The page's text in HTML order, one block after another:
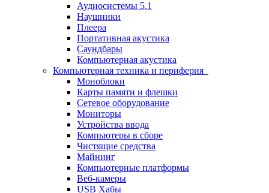
Аудиосистемы 5.1
Наушники
Плеера
Портативная акустика
Саундбары
Компьютерная акустика
Компьютерная техника и периферия
Моноблоки
Карты памяти и флешки
Сетевое оборудование
Мониторы
Устройства ввода
Компьютеры в сборе
Чистящие средства
Майнинг
Компьютерные платформы
Веб-камеры
USB Хабы